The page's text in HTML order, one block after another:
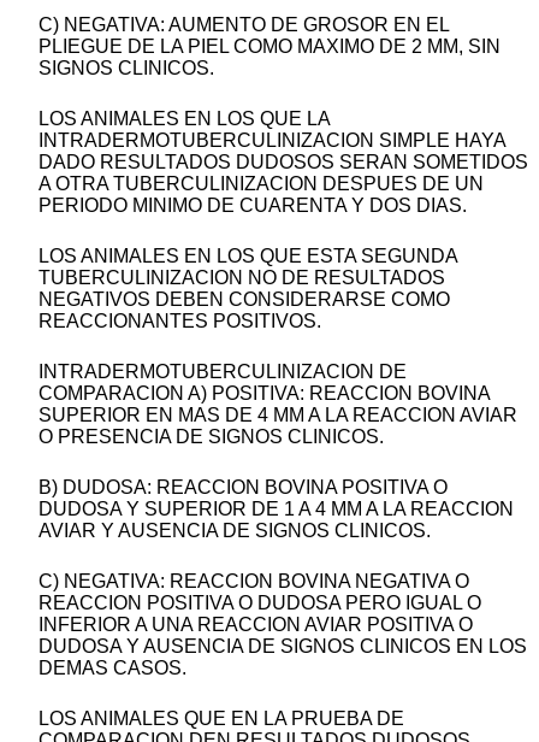
C) NEGATIVA: AUMENTO DE GROSOR EN EL
PLIEGUE DE LA PIEL COMO MAXIMO DE 2 MM, SIN
SIGNOS CLINICOS.
LOS ANIMALES EN LOS QUE LA
INTRADERMOTUBERCULINIZACION SIMPLE HAYA
DADO RESULTADOS DUDOSOS SERAN SOMETIDOS
A OTRA TUBERCULINIZACION DESPUES DE UN
PERIODO MINIMO DE CUARENTA Y DOS DIAS.
LOS ANIMALES EN LOS QUE ESTA SEGUNDA
TUBERCULINIZACION NO DE RESULTADOS
NEGATIVOS DEBEN CONSIDERARSE COMO
REACCIONANTES POSITIVOS.
INTRADERMOTUBERCULINIZACION DE
COMPARACION A) POSITIVA: REACCION BOVINA
SUPERIOR EN MAS DE 4 MM A LA REACCION AVIAR
O PRESENCIA DE SIGNOS CLINICOS.
B) DUDOSA: REACCION BOVINA POSITIVA O
DUDOSA Y SUPERIOR DE 1 A 4 MM A LA REACCION
AVIAR Y AUSENCIA DE SIGNOS CLINICOS.
C) NEGATIVA: REACCION BOVINA NEGATIVA O
REACCION POSITIVA O DUDOSA PERO IGUAL O
INFERIOR A UNA REACCION AVIAR POSITIVA O
DUDOSA Y AUSENCIA DE SIGNOS CLINICOS EN LOS
DEMAS CASOS.
LOS ANIMALES QUE EN LA PRUEBA DE